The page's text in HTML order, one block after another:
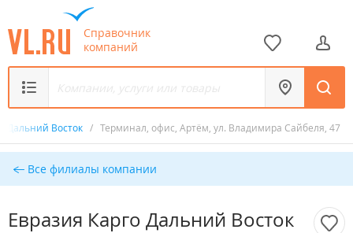
Справочник
компаний
Дальний Восток / Терминал, офис, Артём, ул. Владимира Сайбеля, 47
Все филиалы компании
Евразия Карго Дальний Восток